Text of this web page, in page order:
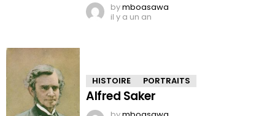
bymboasawa
il y a un an
HISTOIRE PORTRAITS
Alfred Saker